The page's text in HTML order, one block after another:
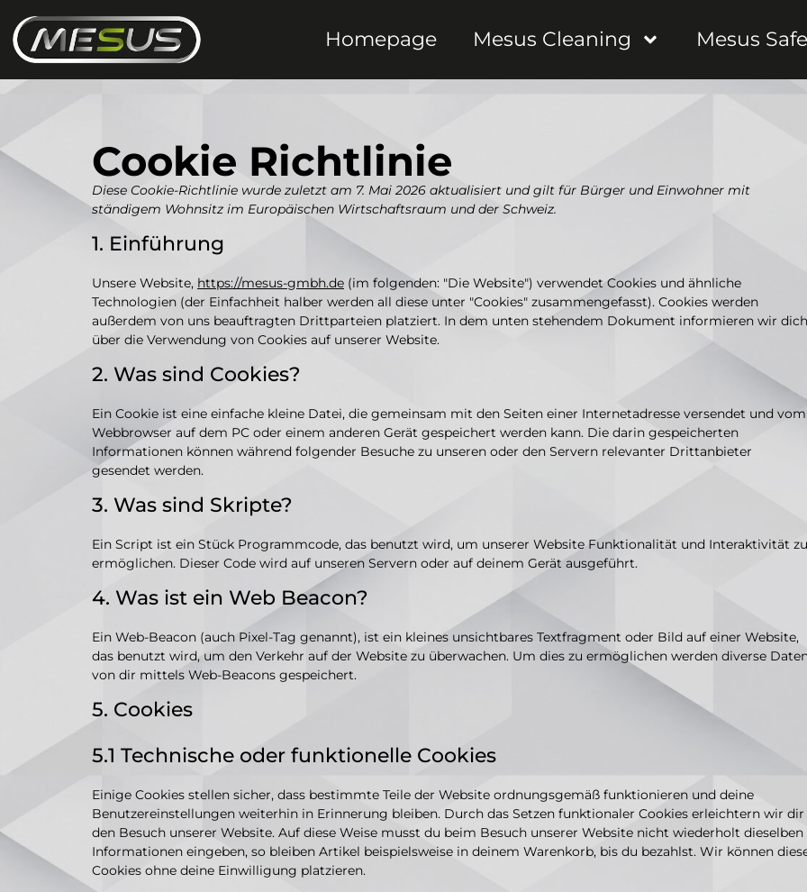
Homepage Mesus Cleaning Mesus
Cookie Richtlinie
Diese Cookie-Richtlinie wurde zuletzt am 7. Mai 2026 aktualisiert und gilt für Bürger und Einwohner mit
ständigem Wohnsitz im Europäischen Wirtschaftsraum und der Schweiz.
1. Einführung
Unsere Website, https://mesus-gmbh.de (im folgenden: "Die Website") verwendet Cookies und ähnliche
Technologien (der Einfachheit halber werden all diese unter "Cookies" zusammengefasst). Cookies werden
außerdem von uns beauftragten Drittparteien platziert. In dem unten stehendem Dokument informieren wir dich
über die Verwendung von Cookies auf unserer Website.
2. Was sind Cookies?
Ein Cookie ist eine einfache kleine Datei, die gemeinsam mit den Seiten einer Internetadresse versendet und vom
Webbrowser auf dem PC oder einem anderen Gerät gespeichert werden kann. Die darin gespeicherten
Informationen können während folgender Besuche zu unseren oder den Servern relevanter Drittanbieter
gesendet werden.
3. Was sind Skripte?
Ein Script ist ein Stück Programmcode, das benutzt wird, um unserer Website Funktionalität und Interaktivität zu
ermöglichen. Dieser Code wird auf unseren Servern oder auf deinem Gerät ausgeführt.
4. Was ist ein Web Beacon?
Ein Web-Beacon (auch Pixel-Tag genannt), ist ein kleines unsichtbares Textfragment oder Bild auf einer Website,
das benutzt wird, um den Verkehr auf der Website zu überwachen. Um dies zu ermöglichen werden diverse
von dir mittels Web-Beacons gespeichert.
5. Cookies
5.1 Technische oder funktionelle Cookies
Einige Cookies stellen sicher, dass bestimmte Teile der Website ordnungsgemäß funktionieren und deine
Benutzereinstellungen weiterhin in Erinnerung bleiben. Durch das Setzen funktionaler Cookies erleichtern wir dir
den Besuch unserer Website. Auf diese Weise musst du beim Besuch unserer Website nicht wiederholt dieselben
Informationen eingeben, so bleiben Artikel beispielsweise in deinem Warenkorb, bis du bezahlst. Wir können
Cookies ohne deine Einwilligung platzieren.